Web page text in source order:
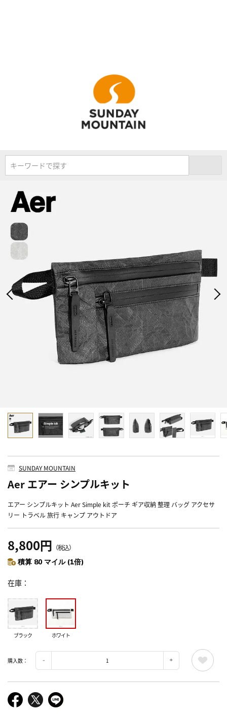
キーワードで探す
SUNDAY MOUNTAIN
Aer エアー シンプルキット
エアー シンプルキット Aer Simple kit ポーチ ギア収納 整理 バッグ アクセサ
リー トラベル 旅行 キャンプ アウトドア
8,800円 （税込）
積算 80 マイル (1倍)
在庫
ブラック ホワイト
購入数：